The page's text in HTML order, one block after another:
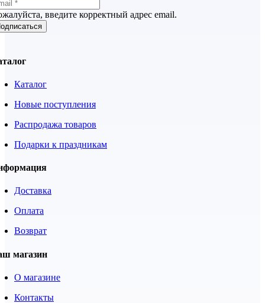
введите корректный адрес email.
Каталог
Новые поступления
Распродажа товаров
Подарки к праздникам
Доставка
Оплата
Возврат
магазин
О магазине
Контакты